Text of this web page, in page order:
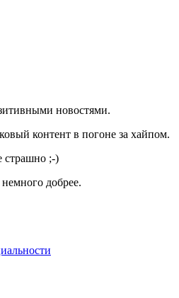
новостями.
контент в погоне за хайпом.
страшно ;-)
добрее.